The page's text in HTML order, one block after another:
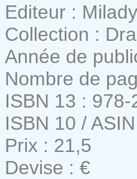
Editeur : Milady
Collection :
Année de
Nombre de
ISBN 13 :
ISBN 10 /
Prix : 21,5
Devise : €